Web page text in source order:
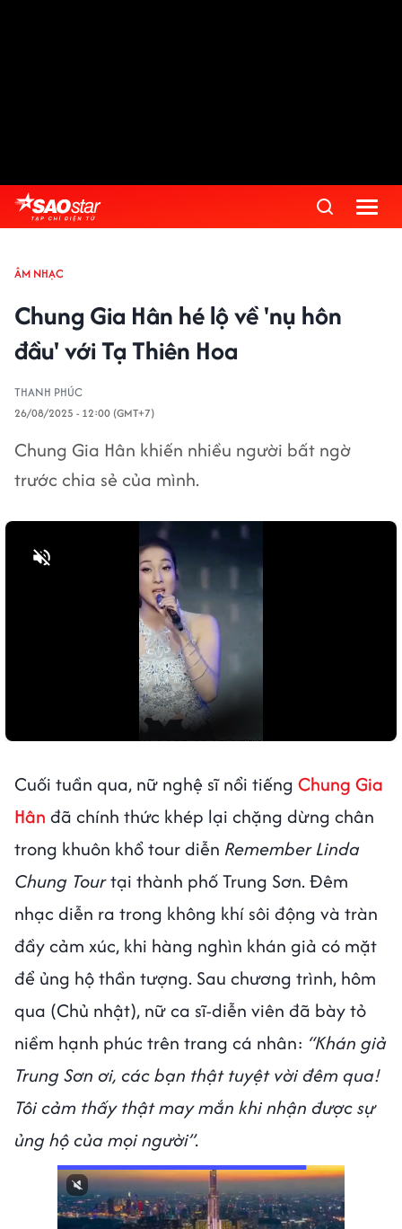
ÂM NHẠC
Chung Gia Hân hé lộ về 'nụ hôn
đầu' với Tạ Thiên Hoa
THANH PHÚC
26/08/2025 - 12:00 (GMT+7)
Chung Gia Hân khiến nhiều người bất ngờ
trước chia sẻ của mình.
Cuối tuần qua, nữ nghệ sĩ nổi tiếng Chung Gia
Hân đã chính thức khép lại chặng dừng chân
trong khuôn khổ tour diễn Remember Linda
Chung Tourtại thành phố Trung Sơn. Đêm
nhạc diễn ra trong không khí sôi động và tràn
đầy cảm xúc, khi hàng nghìn khán giả có mặt
để ủng hộ thần tượng. Sau chương trình, hôm
qua (Chủ nhật), nữ ca sĩ-diễn viên đã bày tỏ
niềm hạnh phúc trên trang cá nhân: “Khán giả
Trung Sơn ơi, các bạn thật tuyệt vời đêm qua!
Tôi cảm thấy thật may mắn khi nhận được sự
ủng hộ của mọi người”.